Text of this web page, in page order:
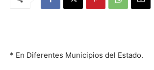
* En Diferentes Municipios del Estado.